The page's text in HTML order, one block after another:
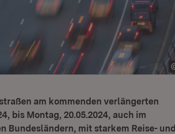
am kommenden verlängerten
bis Montag, 20.05.2024, auch im
Bundesländern, mit starkem Reise- und